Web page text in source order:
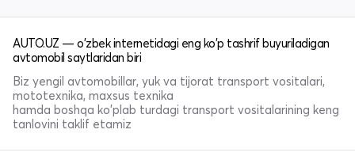
AUTO.UZ — o'zbek internetidagi eng ko'p tashrif buyuriladigan
avtomobil saytlaridan biri
Biz yengil avtomobillar, yuk va tijorat transport vositalari,
mototexnika, maxsus texnika
hamda boshqa ko'plab turdagi transport vositalarining keng
tanlovini taklif etamiz